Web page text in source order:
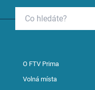
O FTV Prima
Volná místa